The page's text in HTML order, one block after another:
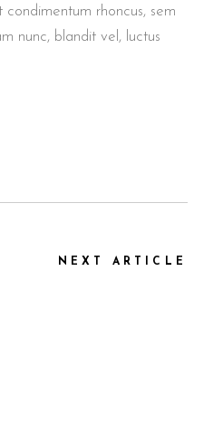
rhoncus, sem
nunc, blandit vel, luctus
NEXT ARTICLE